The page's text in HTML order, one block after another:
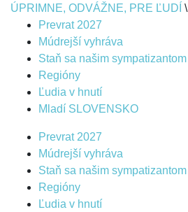
ÚPRIMNE, ODVÁŽNE, PRE ĽUDÍ \
Prevrat 2027
Múdrejší vyhráva
Staň sa našim sympatizantom
Regióny
Ľudia v hnutí
Mladí SLOVENSKO
Prevrat 2027
Múdrejší vyhráva
Staň sa našim sympatizantom
Regióny
Ľudia v hnutí